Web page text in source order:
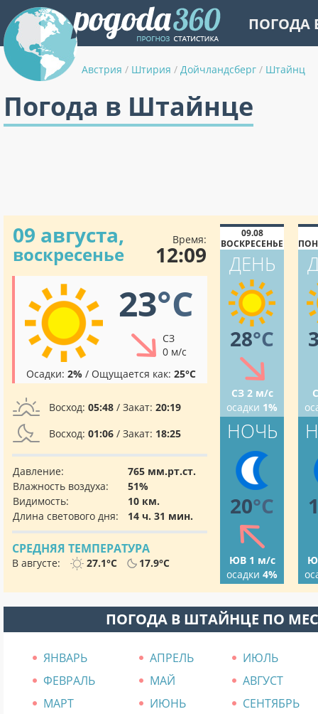
ПОГОДА
Австрия / Штирия / Дойчландсберг / Штайнц
Погода в Штайнце
09 августа,
воскресенье
Время:
12:09
23°C
СЗ
0 м/с
Осадки: 2% / Ощущается как: 25°C
Восход: 05:48 / Закат: 20:19
Восход: 01:06 / Закат: 18:25
Давление:
765 мм.рт.ст.
Влажность воздуха:
51%
Видимость:
10 км.
Длина светового дня:
14 ч. 31 мин.
СРЕДНЯЯ ТЕМПЕРАТУРА
В августе: 27.1°C 17.9°C
09.08
ВОСКРЕСЕНЬЕ
ДЕНЬ
28°C
СЗ 2 м/с
осадки 1%
НОЧЬ
20°C
ЮВ 1 м/с
осадки 4%
ПОГОДА В ШТАЙНЦЕ ПО
ЯНВАРЬ АПРЕЛЬ
ИЮЛЬ
ФЕВРАЛЬ
МАЙ
АВГУСТ
МАРТ
ИЮНЬ СЕНТЯБРЬ